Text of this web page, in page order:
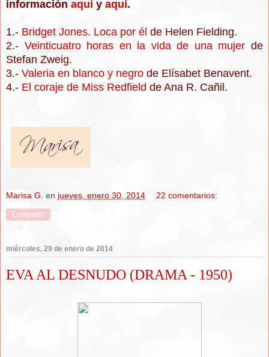
información aquí y aquí.
1.- Bridget Jones. Loca por él de Helen Fielding.
2.- Veinticuatro horas en la vida de una mujer de
Stefan Zweig.
3.- Valeria en blanco y negro de Elísabet Benavent.
4.- El coraje de Miss Redfield de Ana R. Cañil.
Marisa G. en jueves, enero 30, 2014 22 comentarios:
Compartir
miércoles, 29 de enero de 2014
EVA AL DESNUDO (DRAMA - 1950)